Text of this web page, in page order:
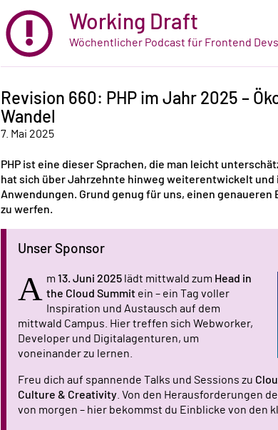
Working Draft
Wöchentlicher Podcast für Frontend
Revision 660: PHP im Jahr 2025 –
Wandel
7. Mai 2025
PHP ist eine dieser Sprachen, die man leicht
hat sich über Jahrzehnte hinweg weiterentwickelt
Anwendungen. Grund genug für uns, einen
zu werfen.
Unser Sponsor
A m 13. Juni 2025lädt mittwald zum Head in
the Cloud Summitein – ein Tag voller
Inspiration und Austausch auf dem
mittwald Campus. Hier treffen sich Webworker,
Developer und Digitalagenturen, um
voneinander zu lernen.
Freu dich auf spannende Talks und Sessions zu
Culture & Creativity . Von den Herausforderungen
von morgen – hier bekommst du Einblicke von den